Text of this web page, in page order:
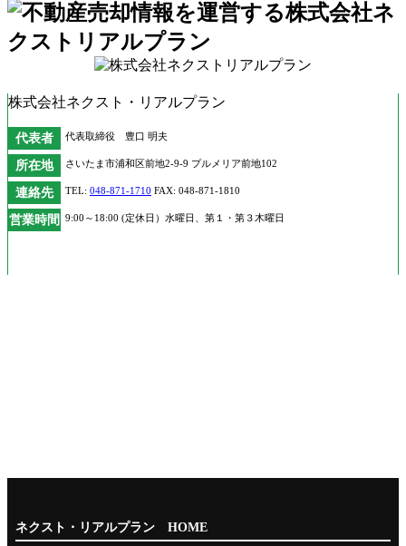
株式会社ネクスト・リアルプラン
代表者 代表取締役 豊口 明夫
所在地 さいたま市浦和区前地2-9-9 プルメリア前地102
連絡先 TEL: 048-871-1710 FAX: 048-871-1810
営業時間 9:00～18:00 (定休日）水曜日、第１・第３木曜日
ネクスト・リアルプラン HOME